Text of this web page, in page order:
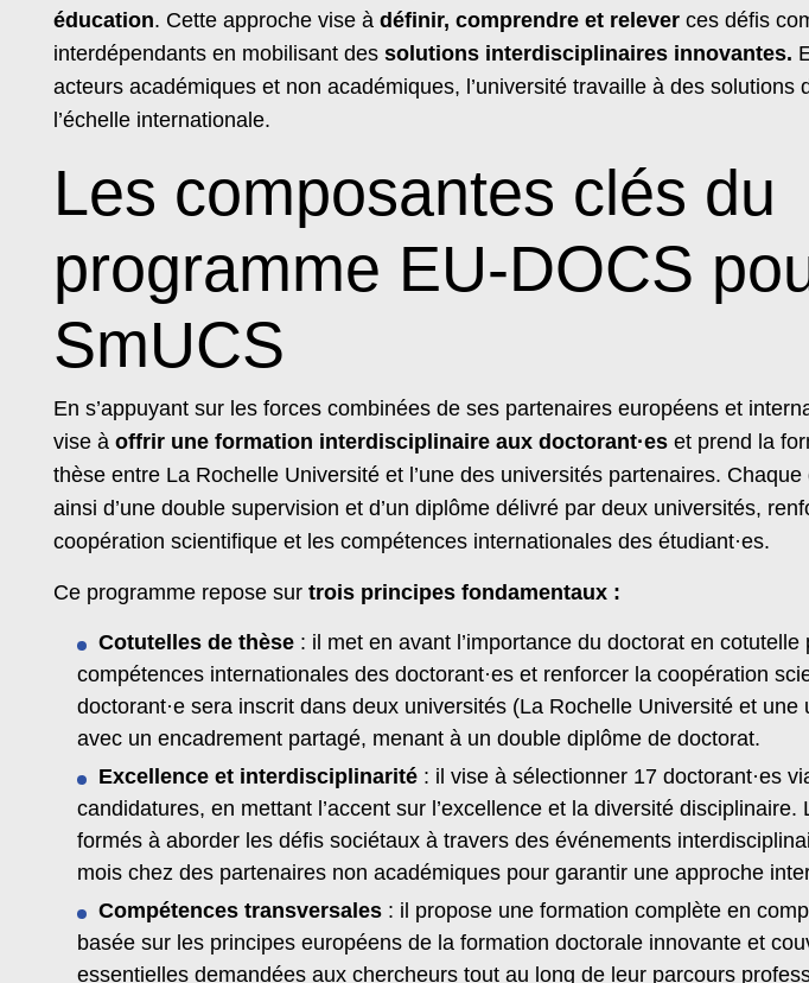
éducation. Cette approche vise à définir, comprendre et relever ces défis
interdépendants en mobilisant des solutions interdisciplinaires innovantes.
acteurs académiques et non académiques, l’université travaille à des solutions
l’échelle internationale.
Les composantes clés du
programme EU-DOCS
SmUCS
En s’appuyant sur les forces combinées de ses partenaires européens et
vise à offrir une formation interdisciplinaire aux doctorant·es et prend la
thèse entre La Rochelle Université et l’une des universités partenaires.
ainsi d’une double supervision et d’un diplôme délivré par deux universités,
coopération scientifique et les compétences internationales des étudiant·es.
Ce programme repose sur trois principes fondamentaux :
Cotutelles de thèse : il met en avant l’importance du doctorat en
compétences internationales des doctorant·es et renforcer la coopération
doctorant·e sera inscrit dans deux universités (La Rochelle Université et une
avec un encadrement partagé, menant à un double diplôme de doctorat.
Excellence et interdisciplinarité : il vise à sélectionner 17 doctorant·es
candidatures, en mettant l’accent sur l’excellence et la diversité disciplinaire.
formés à aborder les défis sociétaux à travers des événements
mois chez des partenaires non académiques pour garantir une approche
Compétences transversales : il propose une formation complète en
basée sur les principes européens de la formation doctorale innovante et
essentielles demandées aux chercheurs tout au long de leur parcours